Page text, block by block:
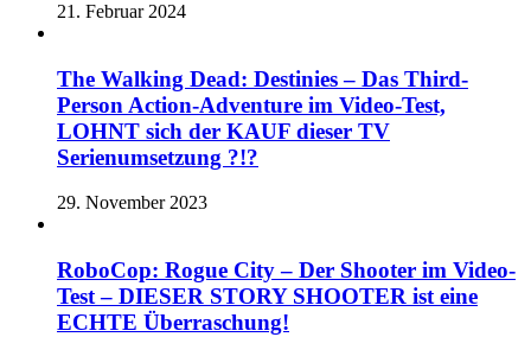
21. Februar 2024
The Walking Dead: Destinies – Das Third-
Person Action-Adventure im Video-Test,
LOHNT sich der KAUF dieser TV
Serienumsetzung ?!?
29. November 2023
RoboCop: Rogue City – Der Shooter im Video-
Test – DIESER STORY SHOOTER ist eine
ECHTE Überraschung!